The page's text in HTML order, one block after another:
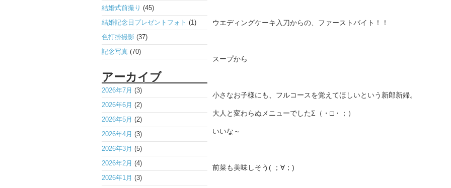
結婚式前撮り (45)
結婚記念日プレゼントフォト (1)
色打掛撮影 (37)
記念写真 (70)
アーカイブ
2026年7月 (3)
2026年6月 (2)
2026年5月 (2)
2026年4月 (3)
2026年3月 (5)
2026年2月 (4)
2026年1月 (3)
ウエディングケーキ入刀からの、ファーストバイト！！
スープから
小さなお子様にも、フルコースを覚えてほしいという新郎新婦。
大人と変わらぬメニューでしたΣ（・□・；）
いいな～
前菜も美味しそう( ；∀；)